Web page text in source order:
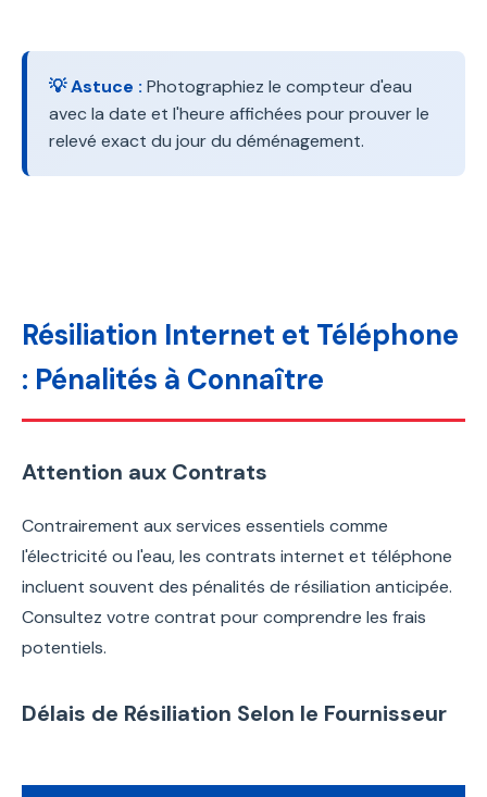
💡 Astuce : Photographiez le compteur d'eau
avec la date et l'heure affichées pour prouver le
relevé exact du jour du déménagement.
Résiliation Internet et Téléphone
: Pénalités à Connaître
Attention aux Contrats
Contrairement aux services essentiels comme
l'électricité ou l'eau, les contrats internet et téléphone
incluent souvent des pénalités de résiliation anticipée.
Consultez votre contrat pour comprendre les frais
potentiels.
Délais de Résiliation Selon le Fournisseur